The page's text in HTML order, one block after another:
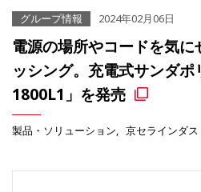
グループ情報 2024年02月06日
電源の場所やコードを気に
ッシング。充電式サンダポ
1800L1」を発売
製品・ソリューション 京セラインダ